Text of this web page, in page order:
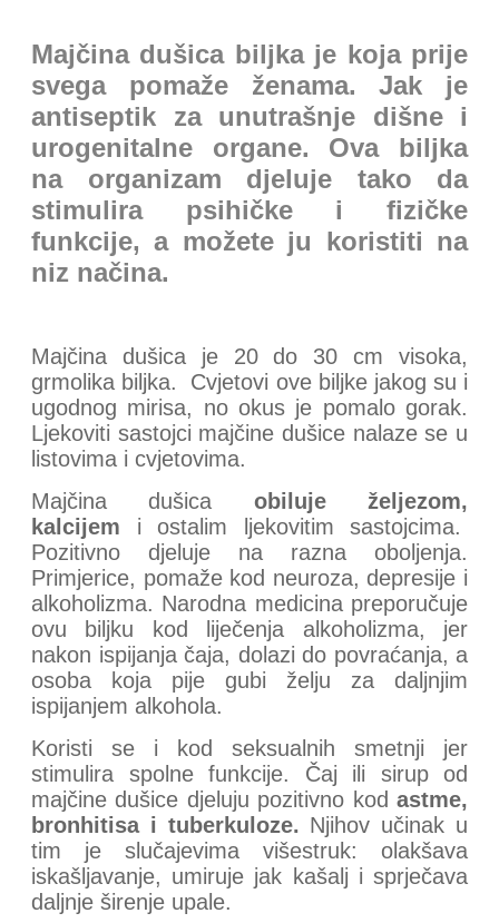
Majčina dušica biljka je koja prije
svega pomaže ženama. Jak je
antiseptik za unutrašnje dišne i
urogenitalne organe. Ova biljka
na organizam djeluje tako da
stimulira psihičke i fizičke
funkcije, a možete ju koristiti na
niz načina.
Majčina dušica je 20 do 30 cm visoka,
grmolika biljka. Cvjetovi ove biljke jakog su i
ugodnog mirisa, no okus je pomalo gorak.
Ljekoviti sastojci majčine dušice nalaze se u
listovima i cvjetovima.
Majčina dušica obiluje željezom,
kalcijem i ostalim ljekovitim sastojcima.
Pozitivno djeluje na razna oboljenja.
Primjerice, pomaže kod neuroza, depresije i
alkoholizma. Narodna medicina preporučuje
ovu biljku kod liječenja alkoholizma, jer
nakon ispijanja čaja, dolazi do povraćanja, a
osoba koja pije gubi želju za daljnjim
ispijanjem alkohola.
Koristi se i kod seksualnih smetnji jer
stimulira spolne funkcije. Čaj ili sirup od
majčine dušice djeluju pozitivno kod astme,
bronhitisa i tuberkuloze. Njihov učinak u
tim je slučajevima višestruk: olakšava
iskašljavanje, umiruje jak kašalj i sprječava
daljnje širenje upale.